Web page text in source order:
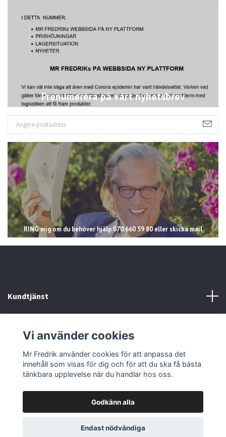
Prenumerera på vårt nyhetsbrev
RING mig om du behöver hjälp 070 660 59 80 eller skicka mail
Kundtjänst
Sociala medier
© 2026 Mr Fredrik
Vi använder cookies
Mr Fredrik använder cookies för att anpassa det
innehåll som visas för dig och för att du ska få bästa
tänkbara upplevelse när du handlar hos oss.
Godkänn alla
Endast nödvändiga